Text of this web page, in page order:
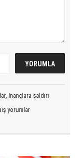
inançlara saldırı
yorumlar